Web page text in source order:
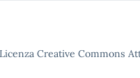
Creative Commons